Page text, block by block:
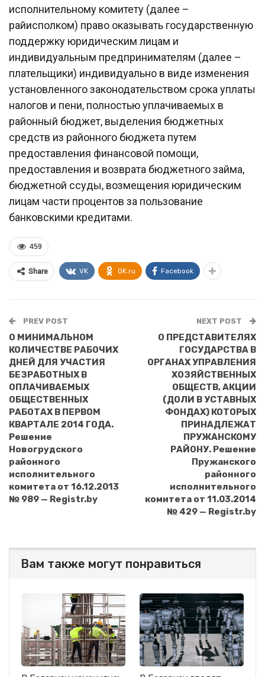
исполнительному комитету (далее –
райисполком) право оказывать государственную
поддержку юридическим лицам и
индивидуальным предпринимателям (далее –
плательщики) индивидуально в виде изменения
установленного законодательством срока уплаты
налогов и пени, полностью уплачиваемых в
районный бюджет, выделения бюджетных
средств из районного бюджета путем
предоставления финансовой помощи,
предоставления и возврата бюджетного займа,
бюджетной ссуды, возмещения юридическим
лицам части процентов за пользование
банковскими кредитами.
459
Share VK OK.ru Facebook
PREV POST
О МИНИМАЛЬНОМ
КОЛИЧЕСТВЕ РАБОЧИХ
ДНЕЙ ДЛЯ УЧАСТИЯ
БЕЗРАБОТНЫХ В
ОПЛАЧИВАЕМЫХ
ОБЩЕСТВЕННЫХ
РАБОТАХ В ПЕРВОМ
КВАРТАЛЕ 2014 ГОДА.
Решение
Новогрудского
районного
исполнительного
комитета от 16.12.2013
№ 989 — Registr.by
NEXT POST
О ПРЕДСТАВИТЕЛЯХ
ГОСУДАРСТВА В
ОРГАНАХ УПРАВЛЕНИЯ
ХОЗЯЙСТВЕННЫХ
ОБЩЕСТВ, АКЦИИ
(ДОЛИ В УСТАВНЫХ
ФОНДАХ) КОТОРЫХ
ПРИНАДЛЕЖАТ
ПРУЖАНСКОМУ
РАЙОНУ. Решение
Пружанского
районного
исполнительного
комитета от 11.03.2014
№ 429 — Registr.by
Вам также могут понравиться